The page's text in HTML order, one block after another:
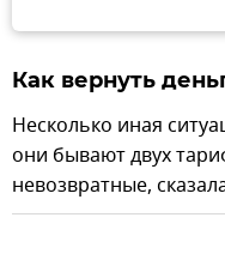
Как вернуть
Несколько иная
они бывают двух
невозвратные,